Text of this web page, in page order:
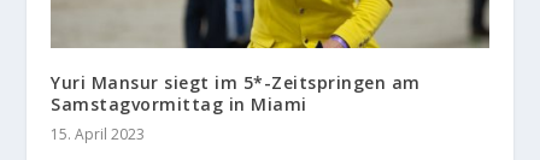
Yuri Mansur siegt im 5*-Zeitspringen am
Samstagvormittag in Miami
15. April 2023